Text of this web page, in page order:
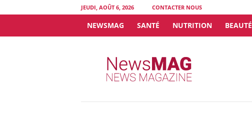
JEUDI, AOÛT 6, 2026 CONTACTER NOUS
NEWSMAG SANTÉ NUTRITION BEAUTÉ